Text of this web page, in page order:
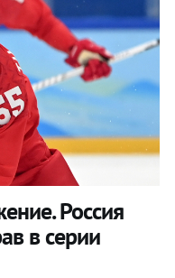
Россия
в серии